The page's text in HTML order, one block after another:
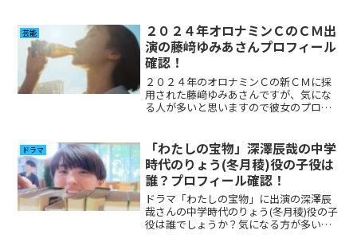
芸能
２０２４年オロナミンＣのＣＭ出
演の藤﨑ゆみあさんプロフィール
確認！
２０２４年のオロナミンＣの新ＣＭに採
用された藤﨑ゆみあさんですが、気にな
る人が多いと思いますので彼女のプロフ
ドラマ
「わたしの宝物」深澤辰哉の中学
時代のりょう(冬月稜)役の子役は
誰？プロフィール確認！
ドラマ「わたしの宝物」に出演の深澤辰
哉さんの中学時代のりょう(冬月稜)役の子
役は誰でしょうか？気になる方が多いと